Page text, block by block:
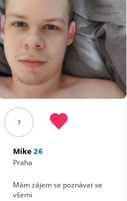
?
Mike26
Praha
Mám zájem se poznávat se
všemi